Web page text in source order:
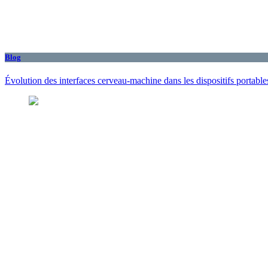
Blog
Évolution des interfaces cerveau-machine dans les dispositifs